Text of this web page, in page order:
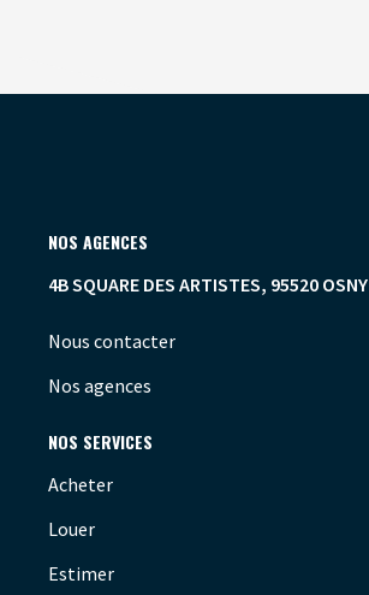
NOS AGENCES
4B SQUARE DES ARTISTES, 95520 OSNY
Nous contacter
Nos agences
NOS SERVICES
Acheter
Louer
Estimer